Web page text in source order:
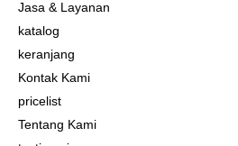
Jasa & Layanan
katalog
keranjang
Kontak Kami
pricelist
Tentang Kami